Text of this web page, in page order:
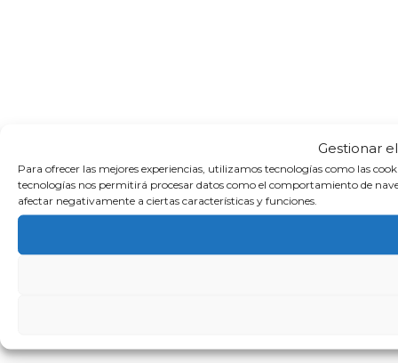
Gestionar
Para ofrecer las mejores experiencias, utilizamos tecnologías como las
tecnologías nos permitirá procesar datos como el comportamiento de
afectar negativamente a ciertas características y funciones.